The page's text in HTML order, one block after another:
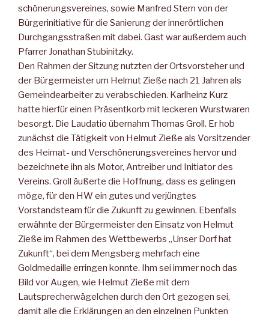
schönerungsvereines, sowie Manfred Stern von der
Bürgerinitia­tive für die Sanierung der innerörtlichen
Durchgangsstraßen mit dabei. Gast war außerdem auch
Pfarrer Jonathan Stubinitzky.
Den Rahmen der Sitzung nutzten der Ortsvorsteher und
der Bür­germeister um Helmut Zieße nach 21 Jahren als
Gemeindearbei­ter zu verabschieden. Karlheinz Kurz
hatte hierfür einen Präsent­korb mit leckeren Wurstwaren
besorgt. Die Laudatio übernahm Thomas Groll. Er hob
zunächst die Tätigkeit von Helmut Zieße als Vorsitzender
des Heimat- und Verschönerungsvereines hervor und
bezeichnete ihn als Motor, Antreiber und Initiator des
Ver­eins. Groll äußerte die Hoffnung, dass es gelingen
möge, für den HW ein gutes und verjüngtes
Vorstandsteam für die Zukunft zu gewinnen. Ebenfalls
erwähnte der Bürgermeister den Einsatz von Helmut
Zieße im Rahmen des Wettbewerbs „Unser Dorf hat
Zukunft“, bei dem Mengsberg mehrfach eine
Goldmedaille errin­gen konnte. Ihm sei immer noch das
Bild vor Augen, wie Helmut Zieße mit dem
Lautsprecherwägelchen durch den Ort gezogen sei,
damit alle die Erklärungen an den einzelnen Punkten